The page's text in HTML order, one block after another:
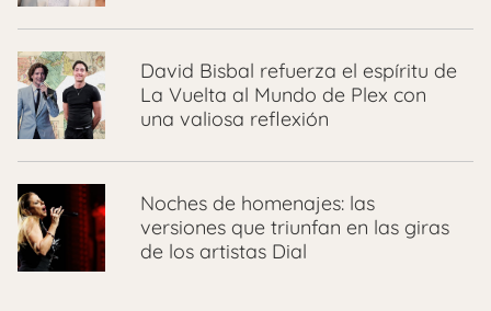
David Bisbal refuerza el espíritu de
La Vuelta al Mundo de Plex con
una valiosa reflexión
Noches de homenajes: las
versiones que triunfan en las giras
de los artistas Dial